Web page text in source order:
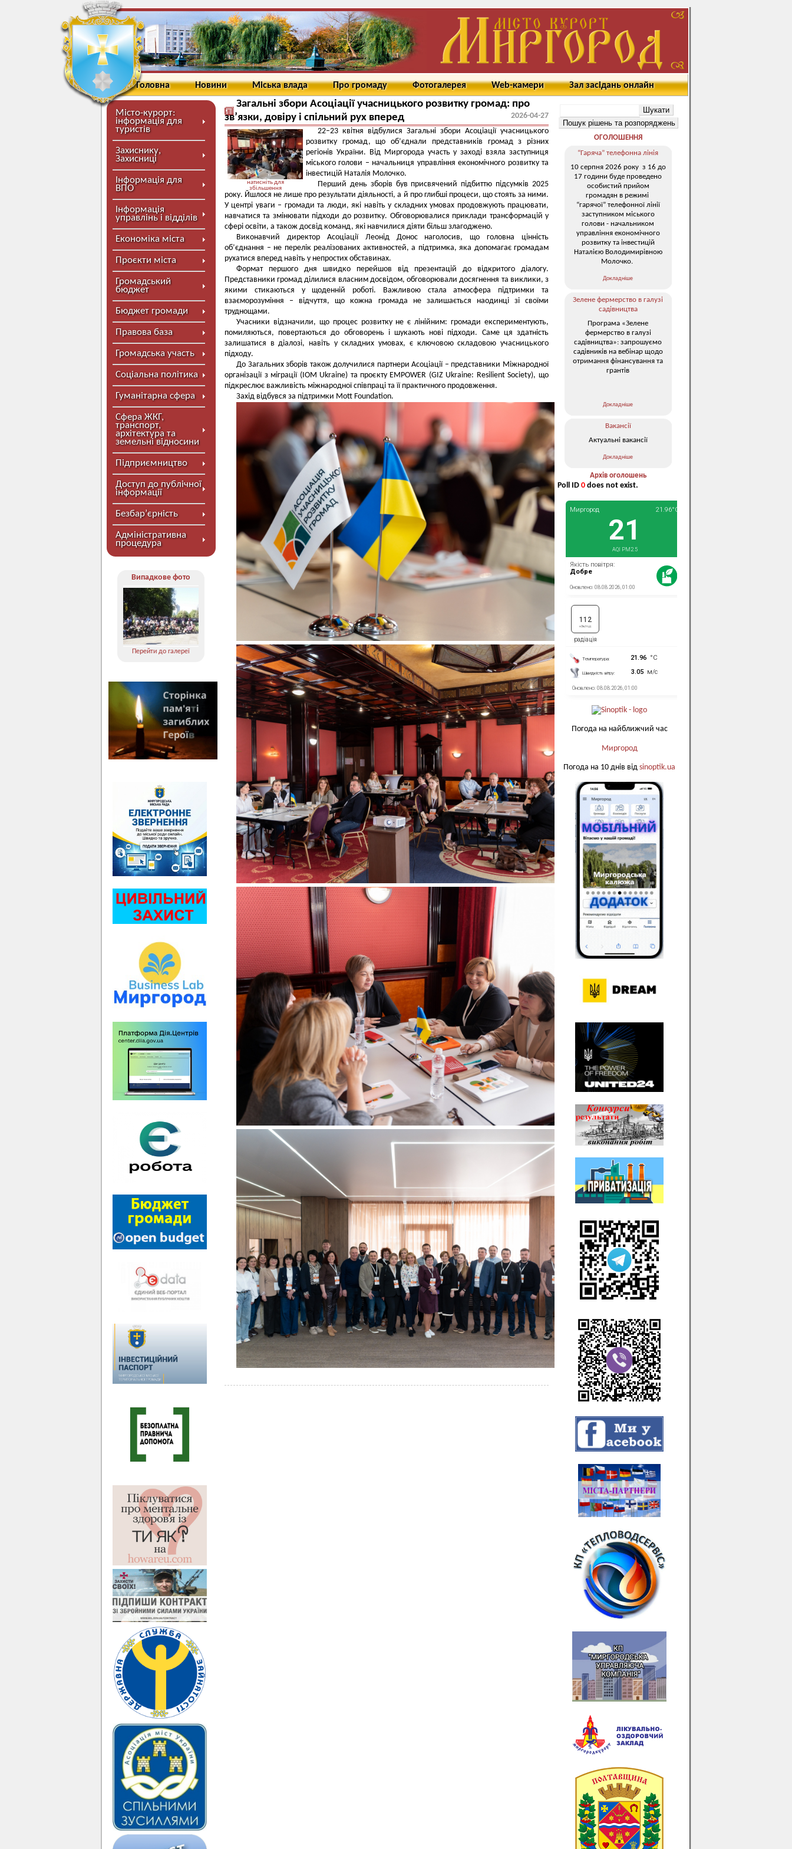
Головна Новини Міська влада Про громаду Фотогалерея Web-камери Зал засідань онлайн
Місто-курорт:
інформація для
туристів
Захиснику,
Захисниці
Інформація для
ВПО
Інформація
управлінь і відділів
Економіка міста
Проєкти міста
Громадський
бюджет
Бюджет громади
Правова база
Громадська участь
Соціальна політика
Гуманітарна сфера
Сфера ЖКГ,
транспорт,
архітектура та
земельні відносини
Підприємництво
Доступ до публічної
інформації
Безбар’єрність
Адміністративна
процедура
Випадкове фото
Перейти до галереї
Загальні збори Асоціації учасницького розвитку громад: про
зв’язки, довіру і спільний рух вперед
2026-04-27
натисніть для
збільшення
22–23 квітня відбулися Загальні збори Асоціації учасницького
розвитку громад, що об’єднали представників громад з різних
регіонів України. Від Миргорода участь у заході взяла заступниця
міського голови – начальниця управління економічного розвитку та
інвестицій Наталія Молочко.
Перший день зборів був присвячений підбиттю підсумків 2025
року. Йшлося не лише про результати діяльності, а й про глибші процеси, що стоять за ними.
У центрі уваги – громади та люди, які навіть у складних умовах продовжують працювати,
навчатися та змінювати підходи до розвитку. Обговорювалися приклади трансформацій у
сфері освіти, а також досвід команд, які навчилися діяти більш злагоджено.
Виконавчий директор Асоціації Леонід Донос наголосив, що головна цінність
об’єднання – не перелік реалізованих активностей, а підтримка, яка допомагає громадам
рухатися вперед навіть у непростих обставинах.
Формат першого дня швидко перейшов від презентацій до відкритого діалогу.
Представники громад ділилися власним досвідом, обговорювали досягнення та виклики, з
якими стикаються у щоденній роботі. Важливою стала атмосфера підтримки та
взаєморозуміння – відчуття, що кожна громада не залишається наодинці зі своїми
труднощами.
Учасники відзначили, що процес розвитку не є лінійним: громади експериментують,
помиляються, повертаються до обговорень і шукають нові підходи. Саме ця здатність
залишатися в діалозі, навіть у складних умовах, є ключовою складовою учасницького
підходу.
До Загальних зборів також долучилися партнери Асоціації – представники Міжнародної
організації з міграції (IOM Ukraine) та проєкту EMPOWER (GIZ Ukraine: Resilient Society), що
підкреслює важливість міжнародної співпраці та її практичного продовження.
Захід відбувся за підтримки Mott Foundation.
ОГОЛОШЕННЯ
“Гаряча” телефонна лінія
10 серпня 2026 року з 16 до
17 години буде проведено
особистий прийом
громадян в режимі
“гарячої” телефонної лінії
заступником міського
голови - начальником
управління економічного
розвитку та інвестицій
Наталією Володимирівною
Молочко.
Докладніше
Зелене фермерство в галузі
садівництва
Програма «Зелене
фермерство в галузі
садівництва»: запрошуємо
садівників на вебінар щодо
отримання фінансування та
грантів
Докладніше
Вакансії
Актуальні вакансії
Докладніше
Архів оголошень
Poll ID 0 does not exist.
Погода на найближчий час
Миргород
Погода на 10 днів від sinoptik.ua